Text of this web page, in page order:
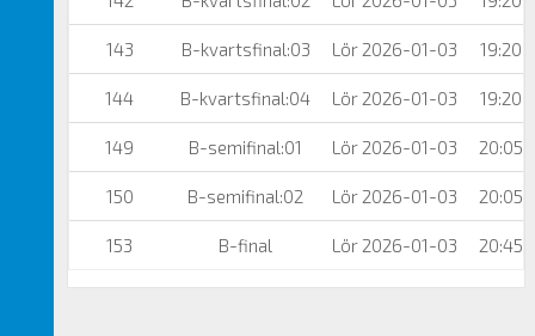
143 B-kvartsfinal:03 Lör 2026-01-03 19:20
144 B-kvartsfinal:04 Lör 2026-01-03 19:20
149 B-semifinal:01 Lör 2026-01-03 20:05
150 B-semifinal:02 Lör 2026-01-03 20:05
153 B-final Lör 2026-01-03 20:45